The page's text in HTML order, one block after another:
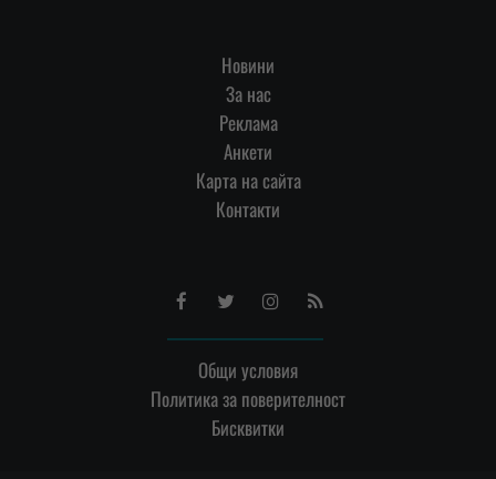
Новини
За нас
Реклама
Анкети
Карта на сайта
Контакти
FacebookTwitterInstagram
RSS
Общи условия
Политика за поверителност
Бисквитки